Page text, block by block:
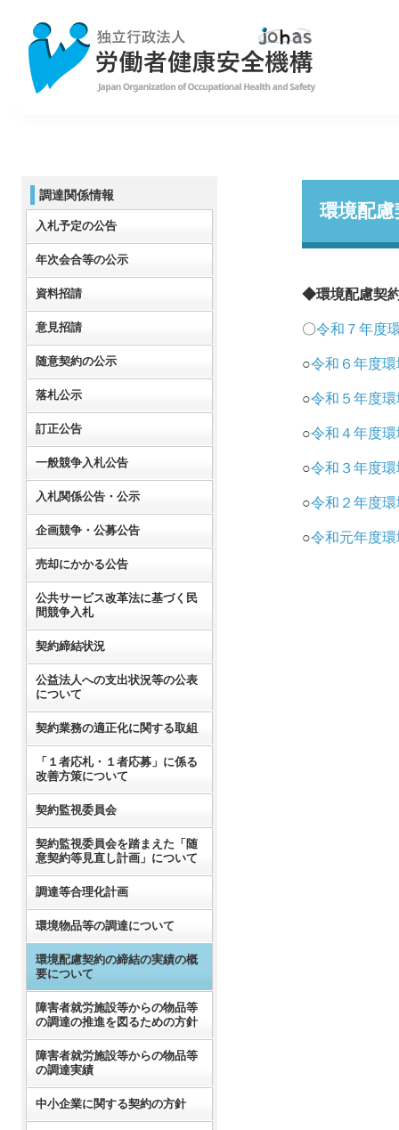
環境配
◆環境配慮契
〇令和７年度
○令和６年度
○令和５年度
○令和４年度
○令和３年度
○令和２年度
○令和元年度
調達関係情報
入札予定の公告
年次会合等の公示
資料招請
意見招請
随意契約の公示
落札公示
訂正公告
一般競争入札公告
入札関係公告・公示
企画競争・公募公告
売却にかかる公告
公共サービス改革法に基づく民
間競争入札
契約締結状況
公益法人への支出状況等の公表
について
契約業務の適正化に関する取組
「１者応札・１者応募」に係る
改善方策について
契約監視委員会
契約監視委員会を踏まえた「随
意契約等見直し計画」について
調達等合理化計画
環境物品等の調達について
環境配慮契約の締結の実績の概
要について
障害者就労施設等からの物品等
の調達の推進を図るための方針
障害者就労施設等からの物品等
の調達実績
中小企業に関する契約の方針